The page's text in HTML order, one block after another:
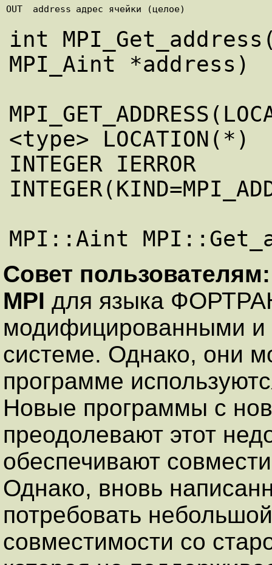
OUT
address адрес ячейки (целое)
int
MPI_Aint *address)
<type> LOCATION(*)
INTEGER IERROR
Совет
MPI для языка
модифицированными и
системе. Однако, они
программе
Новые программы с
преодолевают этот
обеспечивают
Однако, вновь
потребовать
совместимости со